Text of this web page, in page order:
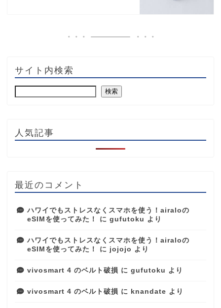
サイト内検索
検索
人気記事
最近のコメント
ハワイでもストレスなくスマホを使う！airaloの
eSIMを使ってみた！
に gufutoku より
ハワイでもストレスなくスマホを使う！airaloの
eSIMを使ってみた！
に jojojo より
vivosmart 4 のベルト破損 に gufutoku より
vivosmart 4 のベルト破損 に knandate より